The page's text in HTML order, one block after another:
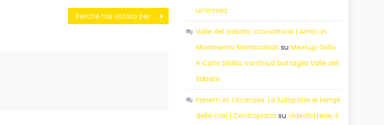
Perché hai votato per il M5S?
un’intesa
Valle del Sabato: cronostoria | Amici in
Movimento Manocalzati suMeetup Grillo
e Carlo Sibilia, continua battaglia Valle del
Sabato
Panem et circenses. La ludopatia ai tempi
della crisi | Contropiano suVideolotterie, il